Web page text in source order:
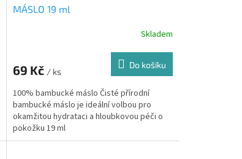
MÁSLO 19 ml
Skladem
69 Kč / ks
Do košíku
100% bambucké máslo Čisté přírodní
bambucké máslo je ideální volbou pro
okamžitou hydrataci a hloubkovou péči o
pokožku 19 ml